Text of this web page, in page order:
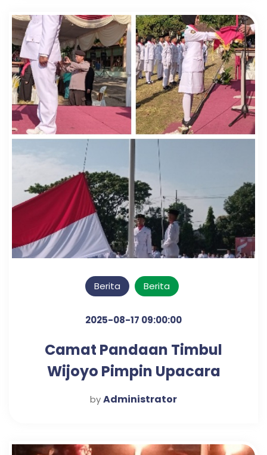
Berita Berita
2025-08-17 09:00:00
Camat Pandaan Timbul
Wijoyo Pimpin Upacara
Detik-Detik Proklamasi
byAdministrator